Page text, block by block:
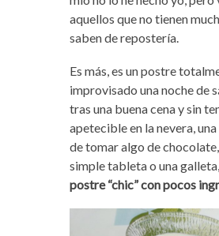
aquellos que no tienen
saben de repostería.
Es más, es un postre
improvisado una noche de
tras una buena cena y sin
apetecible en la nevera,
de tomar algo de
simple tableta o una
postre “chic” con pocos